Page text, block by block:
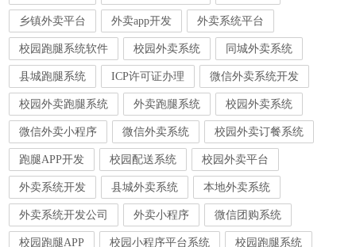
乡镇外卖平台 外卖app开发 外卖系统平台
校园跑腿系统软件 校园外卖系统 同城外卖系统
县城跑腿系统 ICP许可证办理 微信外卖系统开发
校园外卖跑腿系统 外卖跑腿系统 校园外卖系统
微信外卖小程序 微信外卖系统 校园外卖订餐系统
跑腿APP开发 校园配送系统 校园外卖平台
外卖系统开发 县城外卖系统 本地外卖系统
外卖系统开发公司 外卖小程序 微信团购系统
校园跑腿APP 校园小程序平台系统 校园跑腿系统